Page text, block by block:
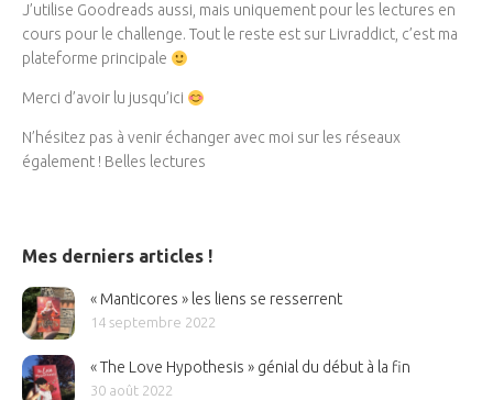
J’utilise Goodreads aussi, mais uniquement pour les lectures en
cours pour le challenge. Tout le reste est sur Livraddict, c’est ma
plateforme principale
Merci d’avoir lu jusqu’ici
N’hésitez pas à venir échanger avec moi sur les réseaux
également ! Belles lectures
Mes derniers articles !
« Manticores » les liens se resserrent
14 septembre 2022
« The Love Hypothesis » génial du début à la fin
30 août 2022